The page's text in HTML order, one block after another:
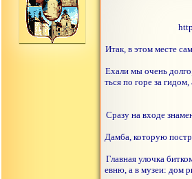
Итак, в этом месте
Ехали мы очень
ться по горе за
Сразу на входе
Дамба, которую
Главная улочка
евню, а в музеи: дом